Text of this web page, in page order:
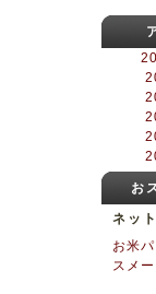
お
ネッ
お米
スメ